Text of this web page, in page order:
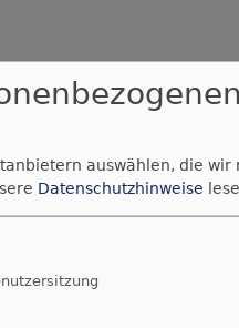
nach Heilsbronn
2024)
auswählen, die wir
Datenschutzhinweise